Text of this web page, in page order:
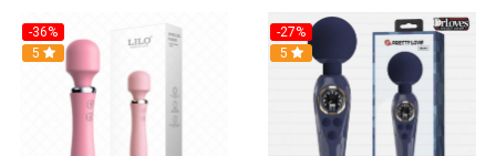
-36%
Hot
5
-27%
Hot
5